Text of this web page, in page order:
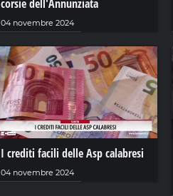
corsie dell'Annunziata
04 novembre 2024
I crediti facili delle Asp calabresi
04 novembre 2024